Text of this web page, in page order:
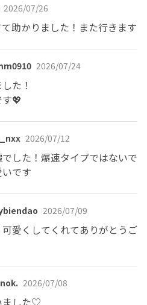
2026/07/26
助かりました！また行きます
2026/07/24
た！
💖
2026/07/12
した！爆速タイプではないで
です
2026/07/09
愛くしてくれてありがとうご
2026/07/08
ました♡